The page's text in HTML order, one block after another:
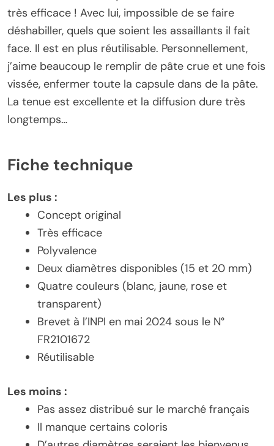
très efficace ! Avec lui, impossible de se faire
déshabiller, quels que soient les assaillants il fait
face. Il est en plus réutilisable. Personnellement,
j’aime beaucoup le remplir de pâte crue et une fois
vissée, enfermer toute la capsule dans de la pâte.
La tenue est excellente et la diffusion dure très
longtemps…
Fiche technique
Les plus :
Concept original
Très efficace
Polyvalence
Deux diamètres disponibles (15 et 20 mm)
Quatre couleurs (blanc, jaune, rose et
transparent)
Brevet à l’INPI en mai 2024 sous le N°
FR2101672
Réutilisable
Les moins :
Pas assez distribué sur le marché français
Il manque certains coloris